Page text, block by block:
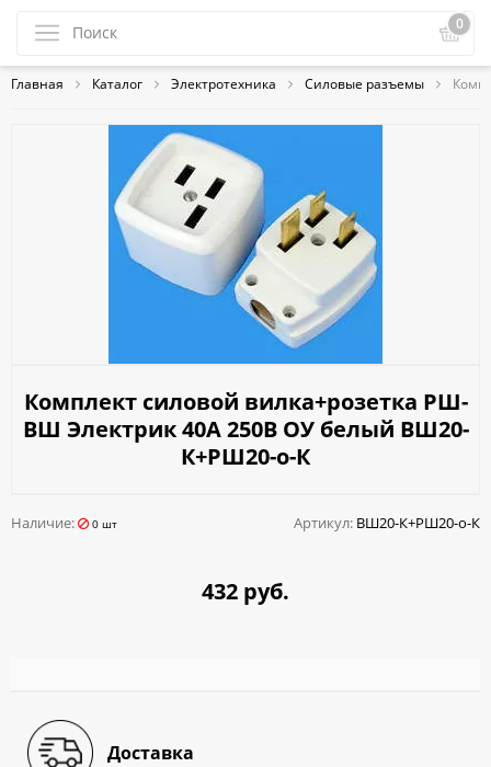
0
Главная Каталог Электротехника Силовые разъемы
Комплект силовой вилка+розетка РШ-
ВШ Электрик 40А 250В ОУ белый ВШ20-
К+РШ20-о-К
Наличие: 0 шт Артикул: ВШ20-К+РШ20-о-К
432 руб.
Доставка